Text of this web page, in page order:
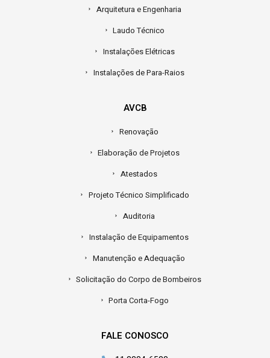
Arquitetura e Engenharia
Laudo Técnico
Instalações Elétricas
Instalações de Para-Raios
AVCB
Renovação
Elaboração de Projetos
Atestados
Projeto Técnico Simplificado
Auditoria
Instalação de Equipamentos
Manutenção e Adequação
Solicitação do Corpo de Bombeiros
Porta Corta-Fogo
FALE CONOSCO